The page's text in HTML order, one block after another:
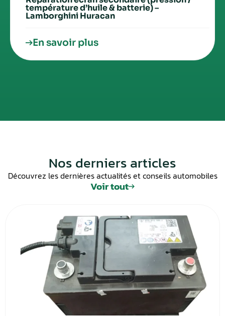
température d’huile & batterie) –
Lamborghini Huracan
En savoir plus
Nos derniers articles
Découvrez les dernières actualités et conseils automobiles
Voir tout